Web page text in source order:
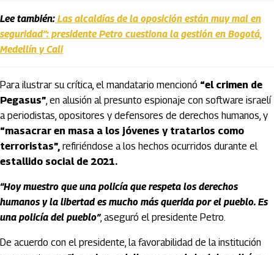
Lee también: Las alcaldías de la oposición están muy mal en
seguridad”: presidente Petro cuestiona la gestión en Bogotá,
Medellín y Cali
Para ilustrar su crítica, el mandatario mencionó “el crimen de
Pegasus”, en alusión al presunto espionaje con software israelí
a periodistas, opositores y defensores de derechos humanos, y
“masacrar en masa a los jóvenes y tratarlos como
terroristas”, refiriéndose a los hechos ocurridos durante el
estallido social de 2021.
“Hoy muestro que una policía que respeta los derechos
humanos y la libertad es mucho más querida por el pueblo. Es
una policía del pueblo”, aseguró el presidente Petro.
De acuerdo con el presidente, la favorabilidad de la institución